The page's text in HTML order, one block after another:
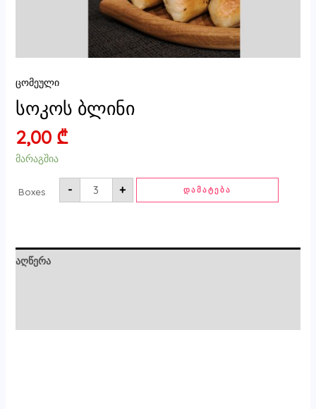
ცომეული
სოკოს ბლინი
2,00 ₾
მარაგშია
- +
Boxes ᲓᲐᲛᲐᲢᲔᲑᲐ
აღწერა